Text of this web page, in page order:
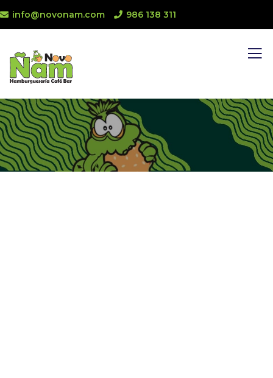
info@novonam.com 986 138 311